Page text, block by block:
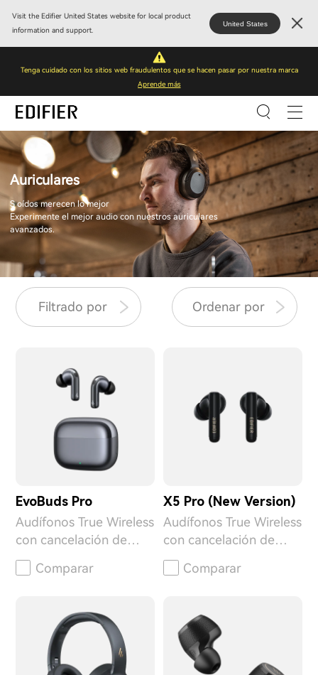
Visit the Edifier United States website for local product
information and support.
United States
Tenga cuidado con los sitios web fraudulentos que se hacen pasar por nuestra marca
Aprende más
Auriculares
S oídos merecen lo mejor
Experimente el mejor audio con nuestros auriculares
avanzados.
Filtrado por Ordenar por
EvoBuds Pro
Audífonos True Wireless
con cancelación de
ruido y traducción de
voz con IA
Comparar
X5 Pro (New Version)
Audífonos True Wireless
con cancelación de
ruido
Comparar